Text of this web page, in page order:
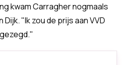
kwam Carragher nogmaals
"Ik zou de prijs aan VVD